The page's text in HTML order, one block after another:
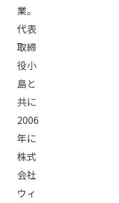
業。
代表
取締
役小
島と
共に
2006
年に
株式
会社
ウィ